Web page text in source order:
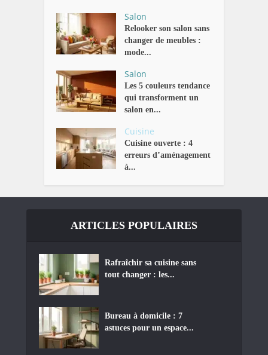
Salon
Relooker son salon sans
changer de meubles :
mode...
Salon
Les 5 couleurs tendance
qui transforment un
salon en...
Cuisine
Cuisine ouverte : 4
erreurs d’aménagement
à...
ARTICLES POPULAIRES
Rafraîchir sa cuisine sans
tout changer : les...
Bureau à domicile : 7
astuces pour un espace...